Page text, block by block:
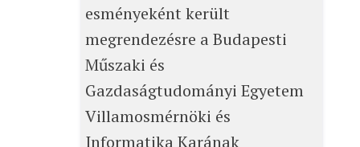
esményeként került
megrendezésre a Budapesti
Műszaki és
Gazdaságtudományi Egyetem
Villamosmérnöki és
Informatika Karának